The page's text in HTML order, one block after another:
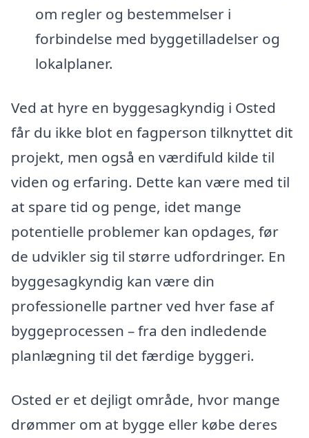
om regler og bestemmelser i
forbindelse med byggetilladelser og
lokalplaner.
Ved at hyre en byggesagkyndig i Osted
får du ikke blot en fagperson tilknyttet dit
projekt, men også en værdifuld kilde til
viden og erfaring. Dette kan være med til
at spare tid og penge, idet mange
potentielle problemer kan opdages, før
de udvikler sig til større udfordringer. En
byggesagkyndig kan være din
professionelle partner ved hver fase af
byggeprocessen – fra den indledende
planlægning til det færdige byggeri.
Osted er et dejligt område, hvor mange
drømmer om at bygge eller købe deres